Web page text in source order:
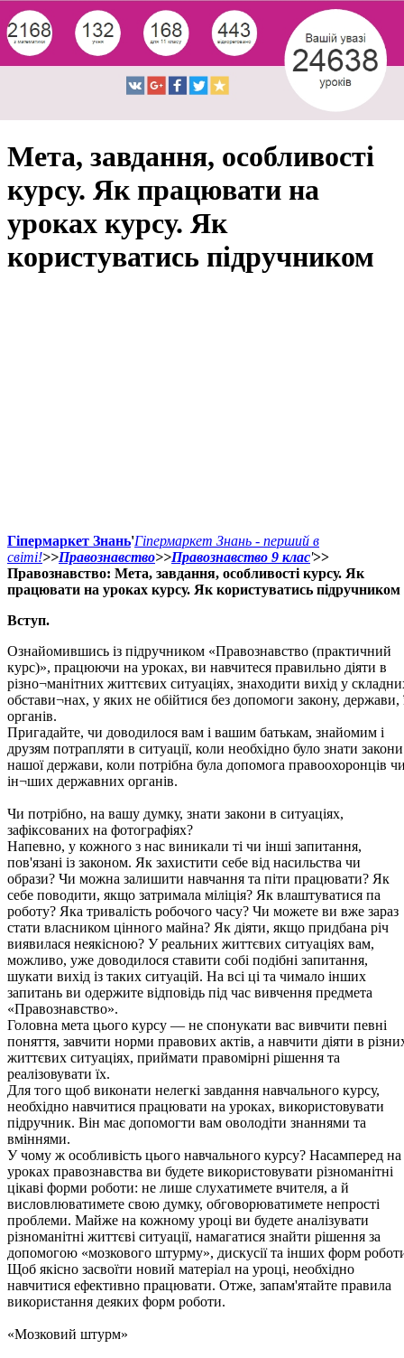
Мета, завдання, особливості
курсу. Як працювати на
уроках курсу. Як
користуватись підручником
Гіпермаркет Знань'Гіпермаркет Знань - перший в
світі!>>Правознавство>>Правознавство 9 клас'>>
Правознавство: Мета, завдання, особливості курсу. Як
працювати на уроках курсу. Як користуватись підручником
Вступ.
Ознайомившись із підручником «Правознавство (практичний
курс)», працюючи на уроках, ви навчитеся правильно діяти в
різно¬манітних життєвих ситуаціях, знаходити вихід у
обстави¬нах, у яких не обійтися без допомоги закону, держави,
органів.
Пригадайте, чи доводилося вам і вашим батькам, знайомим і
друзям потрапляти в ситуації, коли необхідно було знати закони
нашої держави, коли потрібна була допомога правоохоронців
ін¬ших державних органів.
Чи потрібно, на вашу думку, знати закони в ситуаціях,
зафіксованих на фотографіях?
Напевно, у кожного з нас виникали ті чи інші запитання,
пов'язані із законом. Як захистити себе від насильства чи
образи? Чи можна залишити навчання та піти працювати? Як
себе поводити, якщо затримала міліція? Як влаштуватися па
роботу? Яка тривалість робочого часу? Чи можете ви вже зараз
стати власником цінного майна? Як діяти, якщо придбана річ
виявилася неякісною? У реальних життєвих ситуаціях вам,
можливо, уже доводилося ставити собі подібні запитання,
шукати вихід із таких ситуацій. На всі ці та чимало інших
запитань ви одержите відповідь під час вивчення предмета
«Правознавство».
Головна мета цього курсу — не спонукати вас вивчити певні
поняття, завчити норми правових актів, а навчити діяти в
життєвих ситуаціях, приймати правомірні рішення та
реалізовувати їх.
Для того щоб виконати нелегкі завдання навчального курсу,
необхідно навчитися працювати на уроках, використовувати
підручник. Він має допомогти вам оволодіти знаннями та
вміннями.
У чому ж особливість цього навчального курсу? Насамперед на
уроках правознавства ви будете використовувати різноманітні
цікаві форми роботи: не лише слухатимете вчителя, а й
висловлюватимете свою думку, обговорюватимете непрості
проблеми. Майже на кожному уроці ви будете аналізувати
різноманітні життєві ситуації, намагатися знайти рішення за
допомогою «мозкового штурму», дискусії та інших форм
Щоб якісно засвоїти новий матеріал на уроці, необхідно
навчитися ефективно працювати. Отже, запам'ятайте правила
використання деяких форм роботи.
«Мозковий штурм»